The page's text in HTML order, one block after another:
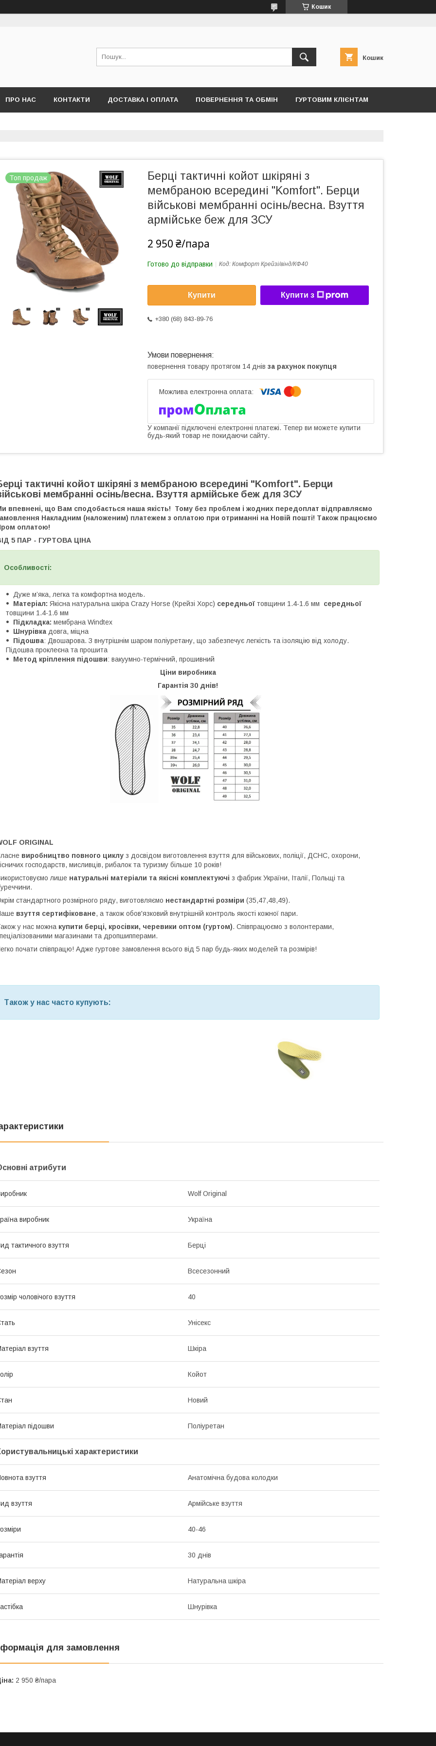
Кошик
Кошик
ПРО НАС КОНТАКТИ ДОСТАВКА І ОПЛАТА ПОВЕРНЕННЯ ТА ОБМІН ГУРТОВИМ КЛІЄНТАМ
Топ продаж
Берці тактичні койот шкіряні з
мембраною всередині "Komfort". Берци
військові мембранні осінь/весна. Взуття
армійське беж для ЗСУ
2 950 ₴/пара
Готово до відправки Код: Комфорт Крейзі/вінд/КФ40
Купити Купити з
+380 (68) 843-89-76
повернення товару протягом 14 днів за рахунок покупця
У компанії підключені електронні платежі. Тепер ви можете купити
будь-який товар не покидаючи сайту.
тактичні койот шкіряні з мембраною всередині "Komfort". Берци
мембранні осінь/весна. Взуття армійське беж для ЗСУ
впевнені, що Вам сподобається наша якість! Тому без проблем і жодних передоплат відправляємо
Накладним (наложеним) платежем з оплатою при отриманні на Новій пошті! Також працюємо
оплатою!
5 ПАР - ГУРТОВА ЦІНА
Особливості:
Дуже м’яка, легка та комфортна модель.
Матеріал: Якісна натуральна шкіра Crazy Horse (Крейзі Хорс) середньої товщини 1.4-1.6 мм
середньої
товщини 1.4-1.6 мм
Підкладка: мембрана Windtex
Шнурівка довга, міцна
Підошва: Двошарова. З внутрішнім шаром поліуретану, що забезпечує легкість та ізоляцію від холоду.
Підошва проклеєна та прошита
Метод кріплення підошви: вакуумно-термічний, прошивний
Ціни виробника
Гарантія 30 днів!
ORIGINAL
виробництво повного циклу з досвідом виготовлення взуття для військових, поліції, ДСНС, охорони,
господарств, мисливців, рибалок та туризму більше 10 років!
лише натуральні матеріали та якісні комплектуючі з фабрик України, Італії, Польщі та
стандартного розмірного ряду, виготовляємо нестандартні розміри (35,47,48,49).
взуття сертифіковане, а також обов'язковий внутрішній контроль якості кожної пари.
у нас можна купити берці, кросівки, черевики оптом (гуртом). Співпрацюємо з волонтерами,
магазинами та дропшипперами.
почати співпрацю! Адже гуртове замовлення всього від 5 пар будь-яких моделей та розмірів!
Також у нас часто купують:
атрибути
Wolf Original
виробник Україна
тактичного взуття Берці
Всесезонний
чоловічого взуття 40
Унісекс
взуття Шкіра
Койот
Новий
підошви Поліуретан
характеристики
взуття Анатомічна будова колодки
взуття Армійське взуття
40-46
30 днів
верху Натуральна шкіра
Шнурівка
для замовлення
2 950 ₴/пара